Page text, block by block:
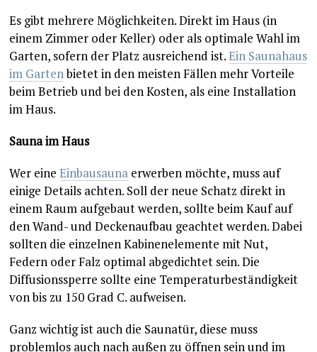
Es gibt mehrere Möglichkeiten. Direkt im Haus (in
einem Zimmer oder Keller) oder als optimale Wahl im
Garten, sofern der Platz ausreichend ist.Ein Saunahaus
im Gartenbietet in den meisten Fällen mehr Vorteile
beim Betrieb und bei den Kosten, als eine Installation
im Haus.
Sauna im Haus
Wer eineEinbausauna erwerben möchte, muss auf
einige Details achten. Soll der neue Schatz direkt in
einem Raum aufgebaut werden, sollte beim Kauf auf
den Wand- und Deckenaufbau geachtet werden. Dabei
sollten die einzelnen Kabinenelemente mit Nut,
Federn oder Falz optimal abgedichtet sein. Die
Diffusionssperre sollte eine Temperaturbeständigkeit
von bis zu 150 Grad C. aufweisen.
Ganz wichtig ist auch die Saunatür, diese muss
problemlos auch nach außen zu öffnen sein und im